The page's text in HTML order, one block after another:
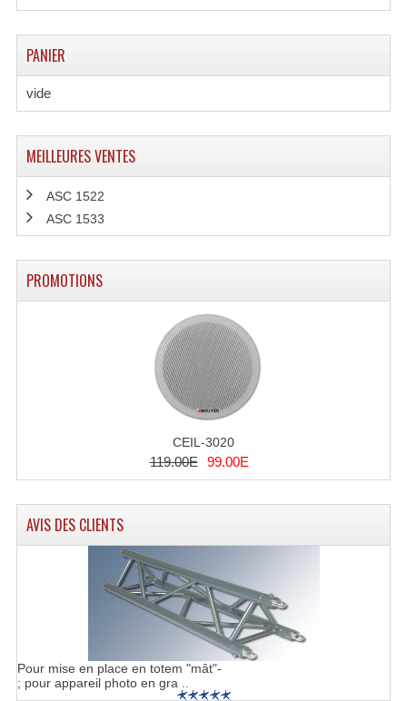
Pieces Détachées Sav
Enceintes Encastrables Ligne 100V 4-8 Ohm
Enceintes Murales (Ligne 100V 16 - 8 Ohm)
Hp À Chambre De Compression
Lecteurs Mp3 Et CDs Sources
Projecteurs De Son
Sono: Conférences Securité Visite Guidée
Système D'audio Guide
Système D'interprétation Simultanée
Système De Conférence
Système Visite Guidée
Sonorisation Securité EN-54
PANIER
vide
MEILLEURES VENTES
ASC 1522
ASC 1533
PROMOTIONS
CEIL-3020
119.00E 99.00E
AVIS DES CLIENTS
Pour mise en place en totem "mât"-
; pour appareil photo en gra ..